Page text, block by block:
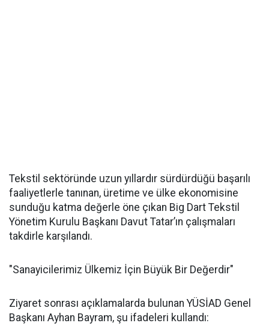
Tekstil sektöründe uzun yıllardır sürdürdüğü başarılı
faaliyetlerle tanınan, üretime ve ülke ekonomisine
sunduğu katma değerle öne çıkan Big Dart Tekstil
Yönetim Kurulu Başkanı Davut Tatar’ın çalışmaları
takdirle karşılandı.
"Sanayicilerimiz Ülkemiz İçin Büyük Bir Değerdir"
Ziyaret sonrası açıklamalarda bulunan YÜSİAD Genel
Başkanı Ayhan Bayram, şu ifadeleri kullandı: